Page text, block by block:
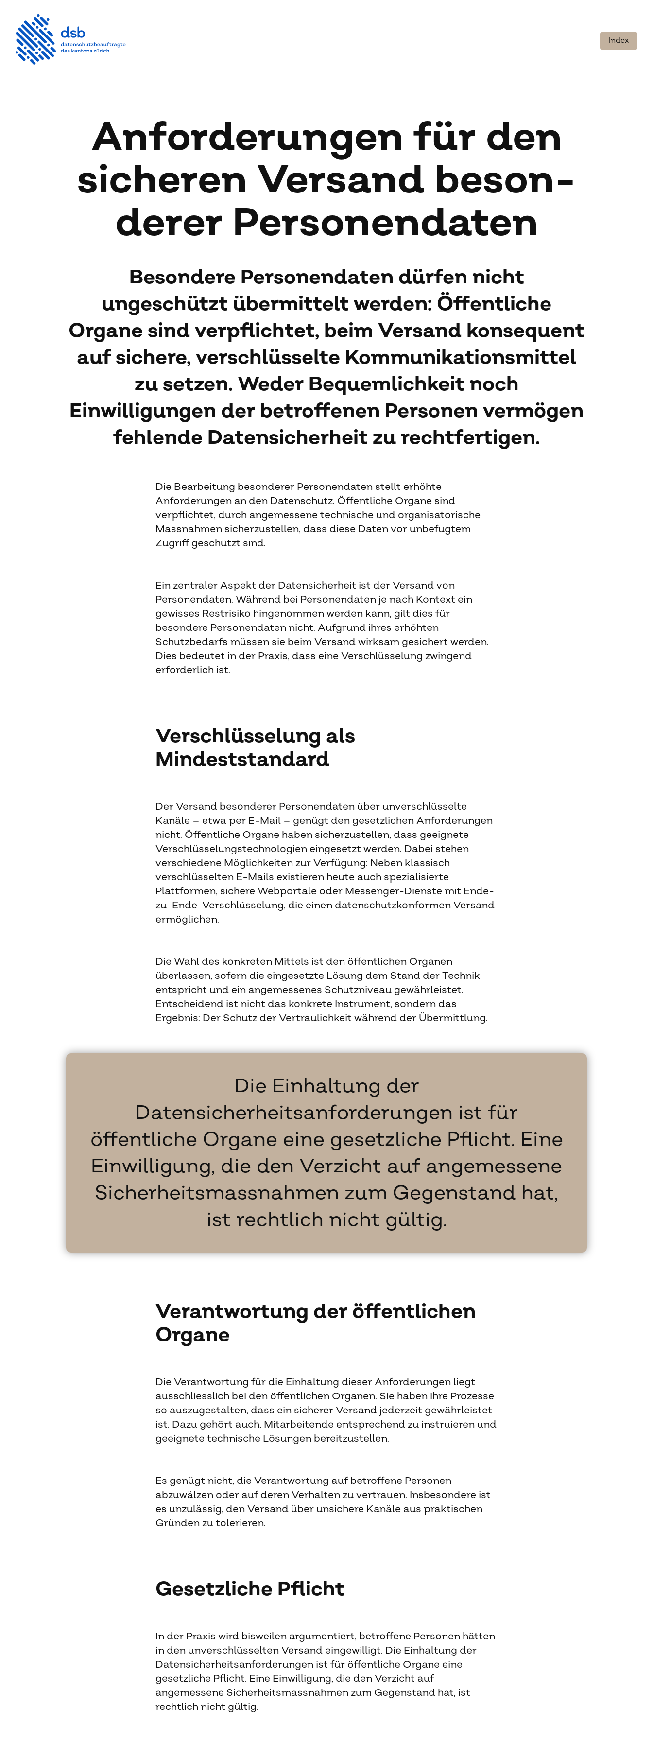
Index
An­for­de­run­gen für den
si­che­ren Ver­sand be­son­
de­rer Per­so­nen­da­ten
Besondere Personendaten dürfen nicht
ungeschützt übermittelt werden: Öffentliche
Organe sind verpflichtet, beim Versand konsequent
auf sichere, verschlüsselte Kommunikationsmittel
zu setzen. Weder Bequemlichkeit noch
Einwilligungen der betroffenen Personen vermögen
fehlende Datensicherheit zu rechtfertigen.
Die Bearbeitung besonderer Personendaten stellt erhöhte
Anforderungen an den Datenschutz. Öffentliche Organe sind
verpflichtet, durch angemessene technische und organisatorische
Massnahmen sicherzustellen, dass diese Daten vor unbefugtem
Zugriff geschützt sind.
Ein zentraler Aspekt der Datensicherheit ist der Versand von
Personendaten. Während bei Personendaten je nach Kontext ein
gewisses Restrisiko hingenommen werden kann, gilt dies für
besondere Personendaten nicht. Aufgrund ihres erhöhten
Schutzbedarfs müssen sie beim Versand wirksam gesichert werden.
Dies bedeutet in der Praxis, dass eine Verschlüsselung zwingend
erforderlich ist.
Verschlüsselung als
Mindeststandard
Der Versand besonderer Personendaten über unverschlüsselte
Kanäle – etwa per E-Mail – genügt den gesetzlichen Anforderungen
nicht. Öffentliche Organe haben sicherzustellen, dass geeignete
Verschlüsselungstechnologien eingesetzt werden. Dabei stehen
verschiedene Möglichkeiten zur Verfügung: Neben klassisch
verschlüsselten E-Mails existieren heute auch spezialisierte
Plattformen, sichere Webportale oder Messenger-Dienste mit Ende-
zu-Ende-Verschlüsselung, die einen datenschutzkonformen Versand
ermöglichen.
Die Wahl des konkreten Mittels ist den öffentlichen Organen
überlassen, sofern die eingesetzte Lösung dem Stand der Technik
entspricht und ein angemessenes Schutzniveau gewährleistet.
Entscheidend ist nicht das konkrete Instrument, sondern das
Ergebnis: Der Schutz der Vertraulichkeit während der Übermittlung.
Die Einhaltung der
Datensicherheitsanforderungen ist für
öffentliche Organe eine gesetzliche Pflicht. Eine
Einwilligung, die den Verzicht auf angemessene
Sicherheitsmassnahmen zum Gegenstand hat,
ist rechtlich nicht gültig.
Verantwortung der öffentlichen
Organe
Die Verantwortung für die Einhaltung dieser Anforderungen liegt
ausschliesslich bei den öffentlichen Organen. Sie haben ihre Prozesse
so auszugestalten, dass ein sicherer Versand jederzeit gewährleistet
ist. Dazu gehört auch, Mitarbeitende entsprechend zu instruieren und
geeignete technische Lösungen bereitzustellen.
Es genügt nicht, die Verantwortung auf betroffene Personen
abzuwälzen oder auf deren Verhalten zu vertrauen. Insbesondere ist
es unzulässig, den Versand über unsichere Kanäle aus praktischen
Gründen zu tolerieren.
Gesetzliche Pflicht
In der Praxis wird bisweilen argumentiert, betroffene Personen hätten
in den unverschlüsselten Versand eingewilligt. Die Einhaltung der
Datensicherheitsanforderungen ist für öffentliche Organe eine
gesetzliche Pflicht. Eine Einwilligung, die den Verzicht auf
angemessene Sicherheitsmassnahmen zum Gegenstand hat, ist
rechtlich nicht gültig.